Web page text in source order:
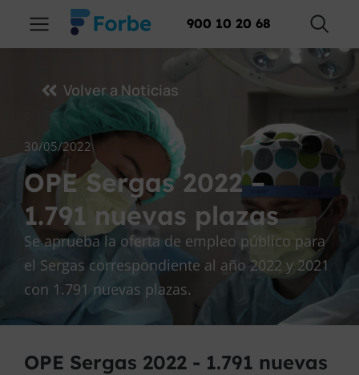
900 10 20 68
Volver a Noticias
30/05/2022
OPE Sergas 2022 –
1.791 nuevas plazas
Se aprueba la oferta de empleo público para
el Sergas correspondiente al año 2022 y 2021
con 1.791 nuevas plazas.
OPE Sergas 2022 - 1.791 nuevas